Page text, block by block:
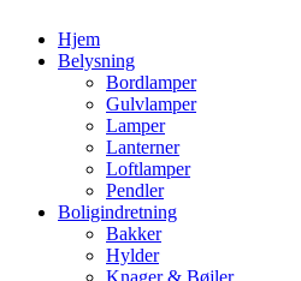
Hjem
Belysning
Bordlamper
Gulvlamper
Lamper
Lanterner
Loftlamper
Pendler
Boligindretning
Bakker
Hylder
Knager & Bøjler